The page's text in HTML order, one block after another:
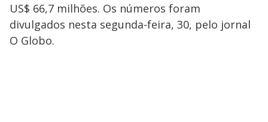
US$ 66,7 milhões. Os números foram
divulgados nesta segunda-feira, 30, pelo jornal
O Globo.